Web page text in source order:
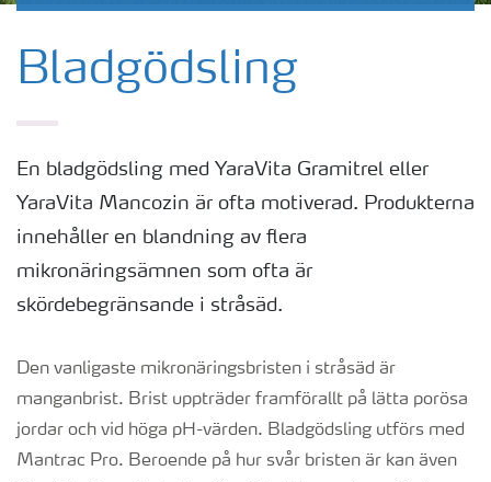
Bladgödsling
En bladgödsling med YaraVita Gramitrel eller
YaraVita Mancozin är ofta motiverad. Produkterna
innehåller en blandning av flera
mikronäringsämnen som ofta är
skördebegränsande i stråsäd.
Den vanligaste mikronäringsbristen i stråsäd är
manganbrist. Brist uppträder framförallt på lätta porösa
jordar och vid höga pH-värden. Bladgödsling utförs med
Mantrac Pro. Beroende på hur svår bristen är kan även